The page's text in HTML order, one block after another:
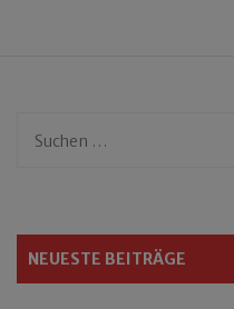
Suchen
NEUESTE BEITRÄGE